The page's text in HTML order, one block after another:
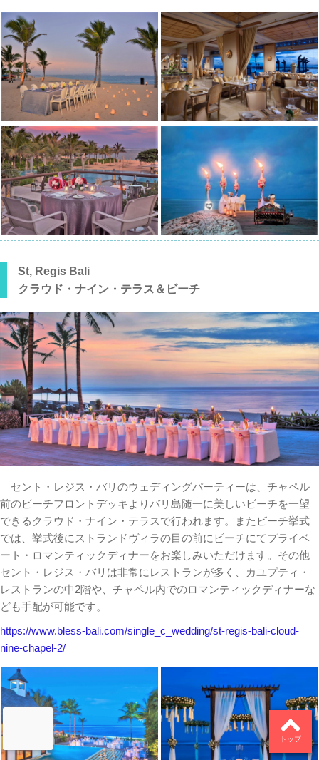
トップ
St, Regis Bali
クラウド・ナイン・テラス＆ビーチ
セント・レジス・バリのウェディングパーティーは、チャペル
前のビーチフロントデッキよりバリ島随一に美しいビーチを一望
できるクラウド・ナイン・テラスで行われます。またビーチ挙式
では、挙式後にストランドヴィラの目の前にビーチにてプライベ
ート・ロマンティックディナーをお楽しみいただけます。その他
セント・レジス・バリは非常にレストランが多く、カユプティ・
レストランの中2階や、チャペル内でのロマンティックディナーな
ども手配が可能です。
https://www.bless-bali.com/single_c_wedding/st-regis-bali-cloud-
nine-chapel-2/